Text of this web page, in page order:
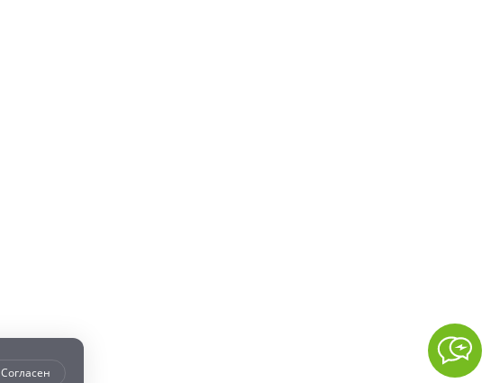
Согласен